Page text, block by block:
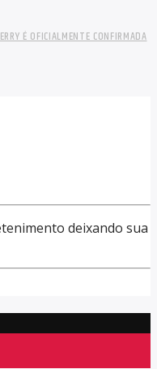
É OFICIALMENTE CONFIRMADA
deixando sua